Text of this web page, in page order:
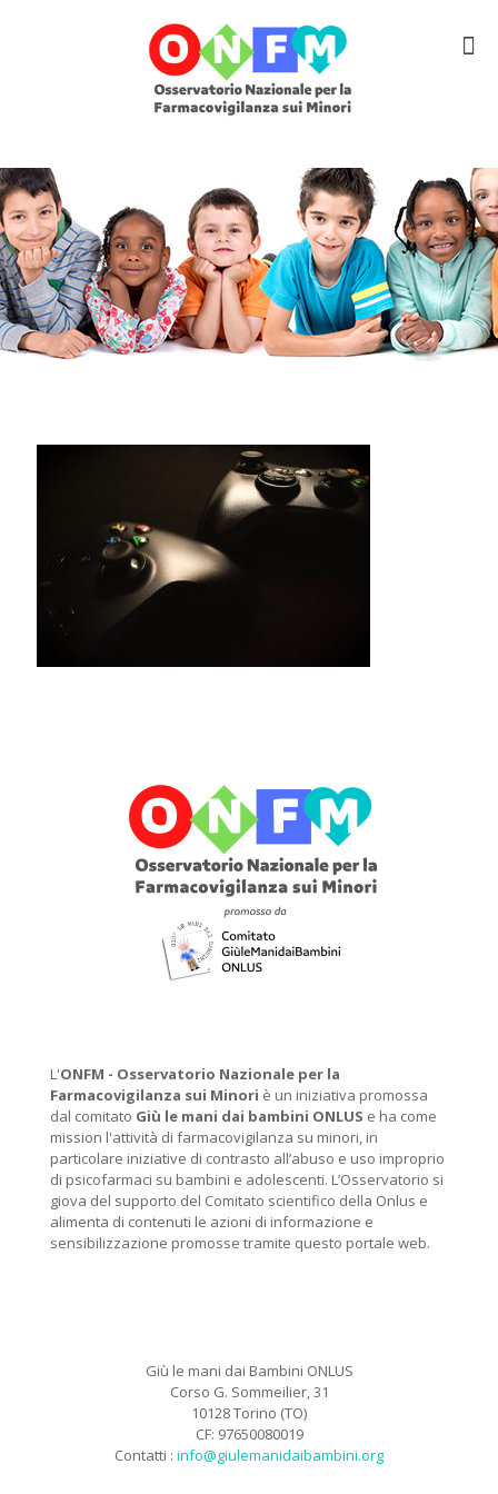
L'ONFM - Osservatorio Nazionale per la
Farmacovigilanza sui Minori è un iniziativa promossa
dal comitato Giù le mani dai bambini ONLUS e ha come
mission l'attività di farmacovigilanza su minori, in
particolare iniziative di contrasto all’abuso e uso improprio
di psicofarmaci su bambini e adolescenti. L’Osservatorio si
giova del supporto del Comitato scientifico della Onlus e
alimenta di contenuti le azioni di informazione e
sensibilizzazione promosse tramite questo portale web.
Giù le mani dai Bambini ONLUS
Corso G. Sommeilier, 31
10128 Torino (TO)
CF: 97650080019
Contatti : info@giulemanidaibambini.org